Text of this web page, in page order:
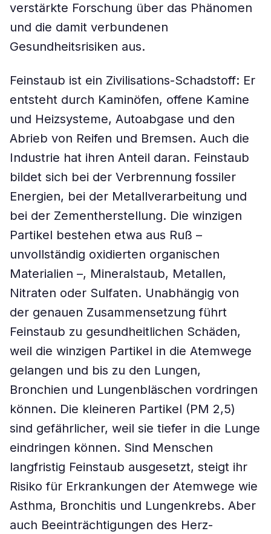
verstärkte Forschung über das Phänomen
und die damit verbundenen
Gesundheitsrisiken aus.
Feinstaub ist ein Zivilisations-Schadstoff: Er
entsteht durch Kaminöfen, offene Kamine
und Heizsysteme, Autoabgase und den
Abrieb von Reifen und Bremsen. Auch die
Industrie hat ihren Anteil daran. Feinstaub
bildet sich bei der Verbrennung fossiler
Energien, bei der Metallverarbeitung und
bei der Zementherstellung. Die winzigen
Partikel bestehen etwa aus Ruß –
unvollständig oxidierten organischen
Materialien –, Mineralstaub, Metallen,
Nitraten oder Sulfaten. Unabhängig von
der genauen Zusammensetzung führt
Feinstaub zu gesundheitlichen Schäden,
weil die winzigen Partikel in die Atemwege
gelangen und bis zu den Lungen,
Bronchien und Lungenbläschen vordringen
können. Die kleineren Partikel (PM 2,5)
sind gefährlicher, weil sie tiefer in die Lunge
eindringen können. Sind Menschen
langfristig Feinstaub ausgesetzt, steigt ihr
Risiko für Erkrankungen der Atemwege wie
Asthma, Bronchitis und Lungenkrebs. Aber
auch Beeinträchtigungen des Herz-